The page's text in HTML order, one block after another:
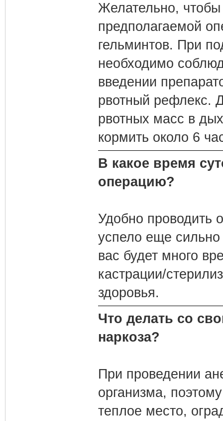
Желательно,
предполагаемой
гельминтов. При
необходимо
введении
рвотный рефлекс.
рвотных масс в
кормить около 6
В какое время
операцию?
Удобно проводить
успело еще сильно
вас будет много
кастрации/
здоровья.
Что делать со
наркоза?
При проведении
организма,
теплое место,